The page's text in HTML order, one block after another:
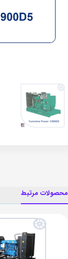
محصولات مرتبط